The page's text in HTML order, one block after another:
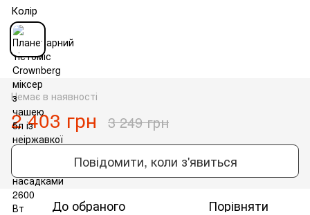
Колір
Немає в наявності
2 403 грн 3 249 грн
Повідомити, коли з'явиться
До обраного Порівняти